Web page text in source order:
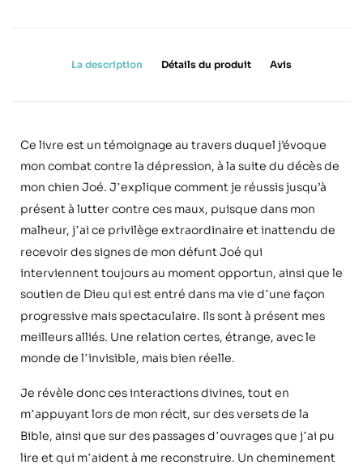
La description Détails du produit Avis
Ce livre est un témoignage au travers duquel j’évoque
mon combat contre la dépression, à la suite du décès de
mon chien Joé. J’explique comment je réussis jusqu’à
présent à lutter contre ces maux, puisque dans mon
malheur, j’ai ce privilège extraordinaire et inattendu de
recevoir des signes de mon défunt Joé qui
interviennent toujours au moment opportun, ainsi que le
soutien de Dieu qui est entré dans ma vie d’une façon
progressive mais spectaculaire. Ils sont à présent mes
meilleurs alliés. Une relation certes, étrange, avec le
monde de l’invisible, mais bien réelle.
Je révèle donc ces interactions divines, tout en
m’appuyant lors de mon récit, sur des versets de la
Bible, ainsi que sur des passages d’ouvrages que j’ai pu
lire et qui m’aident à me reconstruire. Un cheminement